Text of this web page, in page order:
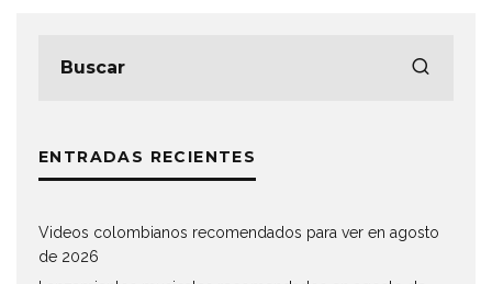
ENTRADAS RECIENTES
Videos colombianos recomendados para ver en agosto
de 2026